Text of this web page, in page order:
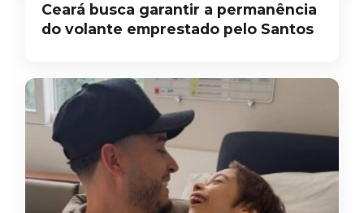
Ceará busca garantir a permanência
do volante emprestado pelo Santos